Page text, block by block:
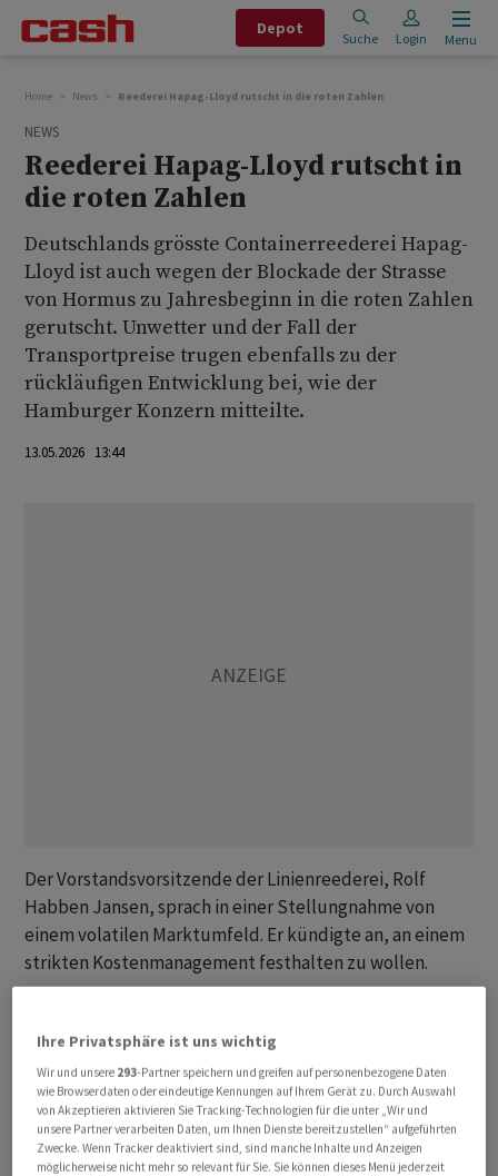
Depot
Suche Login Menu
Home News Reederei Hapag-Lloyd rutscht in die roten Zahlen
NEWS
Reederei Hapag-Lloyd rutscht in
die roten Zahlen
Deutschlands grösste Containerreederei Hapag-
Lloyd ist auch wegen der Blockade der Strasse
von Hormus zu Jahresbeginn in die roten Zahlen
gerutscht. Unwetter und der Fall der
Transportpreise trugen ebenfalls zu der
rückläufigen Entwicklung bei, wie der
Hamburger Konzern mitteilte.
13.05.2026 13:44
Der Vorstandsvorsitzende der Linienreederei, Rolf
Habben Jansen, sprach in einer Stellungnahme von
einem volatilen Marktumfeld. Er kündigte an, an einem
strikten Kostenmanagement festhalten zu wollen.
Quartal bei 134 Millionen Euro. Im Vorjahreszeitraum
hatte Hapag-Lloyd noch 463 Millionen Euro verdient.
Unter dem Strich machte die Grossreederei einen
Verlust von 219 Millionen Euro - was einem Rückgang
um 665 Millionen Euro entsprach.
Ihre Privatsphäre ist uns wichtig
Wir und unsere 293-Partner speichern und greifen auf personenbezogene Daten
wie Browserdaten oder eindeutige Kennungen auf Ihrem Gerät zu. Durch Auswahl
von Akzeptieren aktivieren Sie Tracking-Technologien für die unter „Wir und
unsere Partner verarbeiten Daten, um Ihnen Dienste bereitzustellen“ aufgeführten
Zwecke. Wenn Tracker deaktiviert sind, sind manche Inhalte und Anzeigen
möglicherweise nicht mehr so relevant für Sie. Sie können dieses Menü jederzeit